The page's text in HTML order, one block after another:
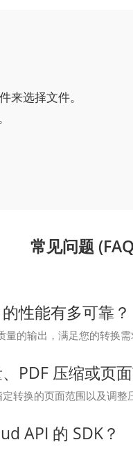
来选择文件。
常见问题
性能有多可靠？
的输出，满足您的转换需
PDF 压缩或页
转换的页面范围以及调整
API 的 SDK？